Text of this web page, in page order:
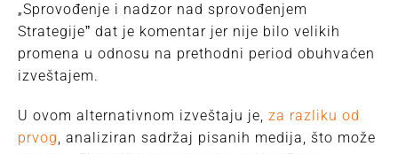
„Sprovođenje i nadzor nad sprovođenjem
Strategijeˮ dat je komentar jer nije bilo velikih
promena u odnosu na prethodni period obuhvaćen
izveštajem.
U ovom alternativnom izveštaju je, za razliku od
prvog, analiziran sadržaj pisanih medija, što može